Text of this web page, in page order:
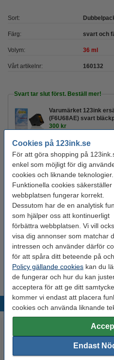
Cookies på 123ink.se
För att göra shopping på
enkel som möjligt för dig
cookies och liknande teknologier.
Funktionella cookies säkerställer
webbplatsen fungerar korrekt.
Dessutom har de en analytisk
som hjälper oss att kontinuerligt
förbättra webbplatsen. Vi vill
visa dig annonser som matchar
intressen och använder därför
för att spåra ditt beteende på
Policy gällande cookies kan du
de fungerar och hur du kan
acceptera för att ge ditt
kommer vi endast att placera
cookies och använda liknande
Endast
Sort:
Färg: svart och
Volym: 36 ml
Vårt artikelnr: 160132
Svart tar slut först. Beställ mer!
Varumärket 123ink
(F6U68AE) svart
300 kr
Ohålat 500 ark
Kopieringspapper A4
80 kr
Hålat 500 ark
Kopieringspapper A4
ark
85 kr
Tips
Vi råder er att beställa denna
Populära